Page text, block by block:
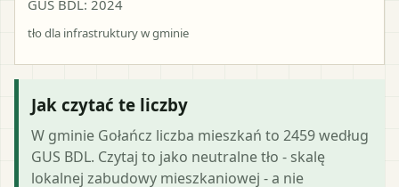
GUS BDL: 2024
tło dla infrastruktury w gminie
Jak czytać te liczby
W gminie Gołańcz liczba mieszkań to 2459 według
GUS BDL. Czytaj to jako neutralne tło - skalę
lokalnej zabudowy mieszkaniowej - a nie